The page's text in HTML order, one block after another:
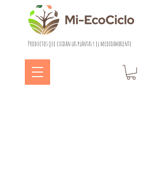
Productos que cuidan las plantas y el medioambiente